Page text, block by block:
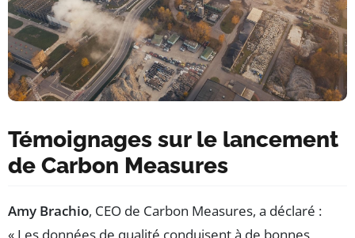
Témoignages sur le lancement
de Carbon Measures
Amy Brachio, CEO de Carbon Measures, a déclaré :